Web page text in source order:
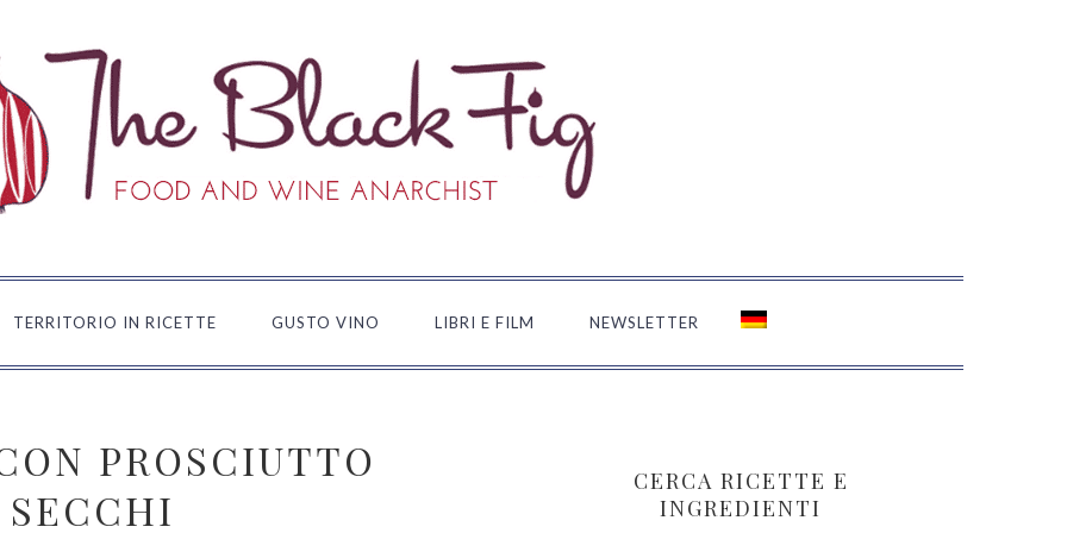
TERRITORIO IN RICETTE GUSTO VINO LIBRI E FILM NEWSLETTER
PROSCIUTTO
LATERALE
PRIMARIA
CERCA RICETTE E
INGREDIENTI